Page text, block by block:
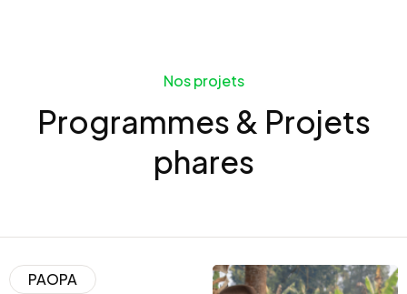
Nos projets
Programmes & Projets
phares
PAOPA